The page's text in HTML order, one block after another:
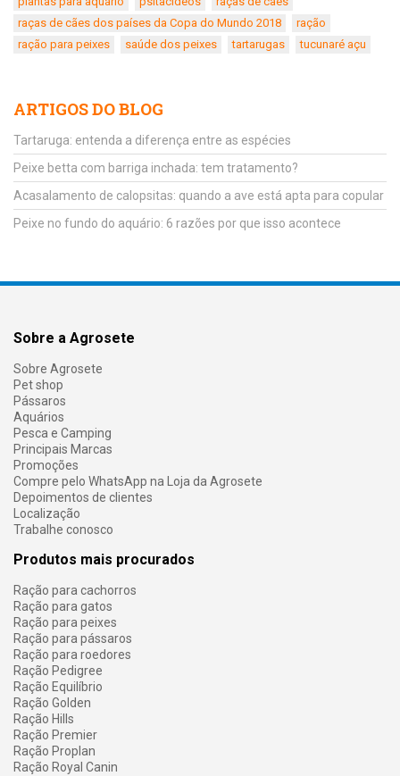
raças de cães dos países da Copa do Mundo 2018
ração
ração para peixes
saúde dos peixes tartarugas tucunaré açu
ARTIGOS DO BLOG
Tartaruga: entenda a diferença entre as espécies
Peixe betta com barriga inchada: tem tratamento?
Acasalamento de calopsitas: quando a ave está apta para copular
Peixe no fundo do aquário: 6 razões por que isso acontece
Sobre a Agrosete
Sobre Agrosete
Pet shop
Pássaros
Aquários
Pesca e Camping
Principais Marcas
Promoções
Compre pelo WhatsApp na Loja da Agrosete
Depoimentos de clientes
Localização
Trabalhe conosco
Produtos mais procurados
Ração para cachorros
Ração para gatos
Ração para peixes
Ração para pássaros
Ração para roedores
Ração Pedigree
Ração Equilíbrio
Ração Golden
Ração Hills
Ração Premier
Ração Proplan
Ração Royal Canin